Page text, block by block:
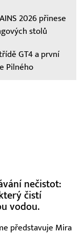
2026 přinese
stolů
GT4 a první
Pilného
nečistot:
čistí
vodou.
představuje Mira